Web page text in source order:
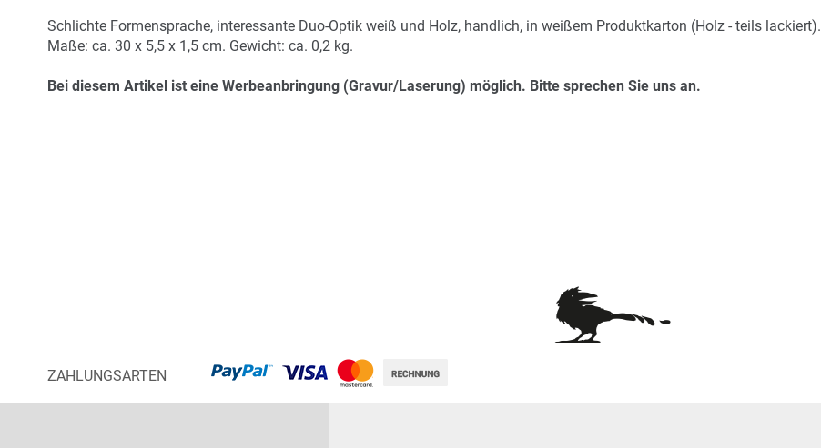
springen
Schlichte Formensprache, interessante Duo-Optik weiß und Holz, handlich, in weißem Produktkarton (Holz - teils lackiert).
Maße: ca. 30 x 5,5 x 1,5 cm. Gewicht: ca. 0,2 kg.
Bei diesem Artikel ist eine Werbeanbringung (Gravur/Laserung) möglich. Bitte sprechen Sie uns an.
ZAHLUNGSARTEN